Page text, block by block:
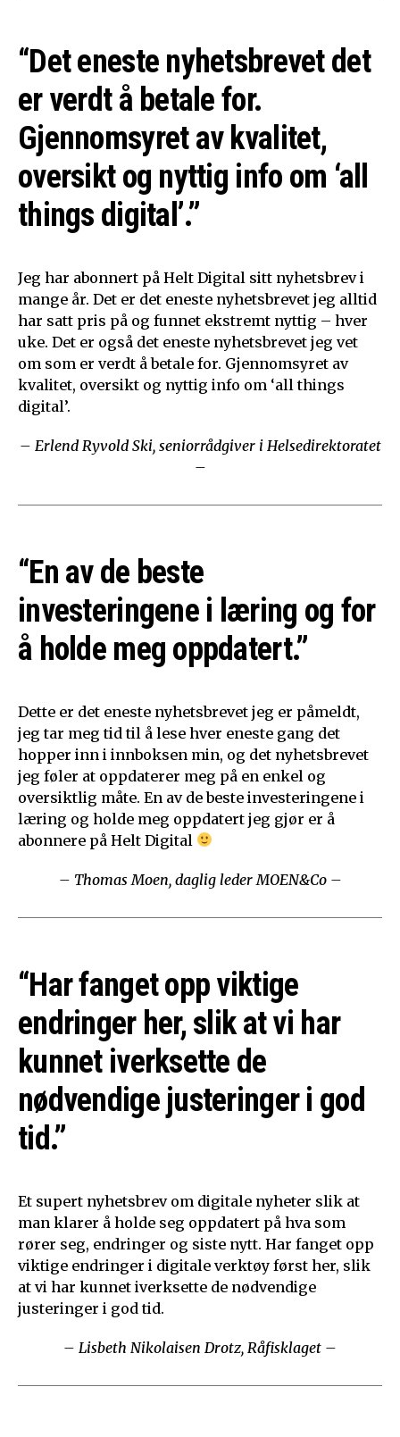
“Det eneste nyhetsbrevet det
er verdt å betale for.
Gjennomsyret av kvalitet,
oversikt og nyttig info om ‘all
things digital’.”
Jeg har abonnert på Helt Digital sitt nyhetsbrev i
mange år. Det er det eneste nyhetsbrevet jeg alltid
har satt pris på og funnet ekstremt nyttig – hver
uke. Det er også det eneste nyhetsbrevet jeg vet
om som er verdt å betale for. Gjennomsyret av
kvalitet, oversikt og nyttig info om ‘all things
digital’.
– Erlend Ryvold Ski, seniorrådgiver i Helsedirektoratet
–
“En av de beste
investeringene i læring og for
å holde meg oppdatert.”
Dette er det eneste nyhetsbrevet jeg er påmeldt,
jeg tar meg tid til å lese hver eneste gang det
hopper inn i innboksen min, og det nyhetsbrevet
jeg føler at oppdaterer meg på en enkel og
oversiktlig måte. En av de beste investeringene i
læring og holde meg oppdatert jeg gjør er å
abonnere på Helt Digital
– Thomas Moen, daglig leder MOEN&Co –
“Har fanget opp viktige
endringer her, slik at vi har
kunnet iverksette de
nødvendige justeringer i god
tid.”
Et supert nyhetsbrev om digitale nyheter slik at
man klarer å holde seg oppdatert på hva som
rører seg, endringer og siste nytt. Har fanget opp
viktige endringer i digitale verktøy først her, slik
at vi har kunnet iverksette de nødvendige
justeringer i god tid.
– Lisbeth Nikolaisen Drotz, Råfisklaget –